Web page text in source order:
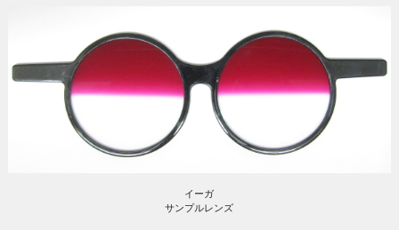
イーガ
サンプルレンズ